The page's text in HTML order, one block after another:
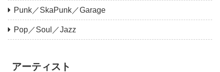
Punk／SkaPunk／Garage
Pop／Soul／Jazz
アーティスト